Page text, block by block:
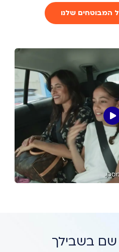
המבוטחים שלנו
בשבילך